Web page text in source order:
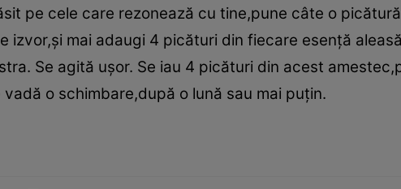
pe cele care rezonează cu tine,pune câte o
izvor,şi mai adaugi 4 picături din fiecare esenţă
Se agită uşor. Se iau 4 picături din acest
o schimbare,după o lună sau mai puţin.